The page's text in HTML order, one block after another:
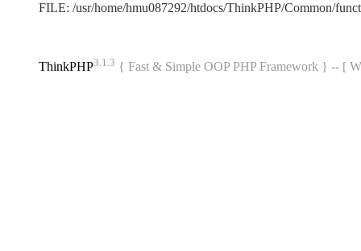
FILE: /usr/home/hmu087292/htdocs/ThinkPHP/Common/
ThinkPHP3.1.3 { Fast & Simple OOP PHP Framework } -- [